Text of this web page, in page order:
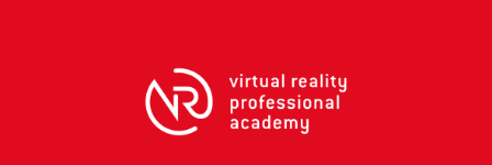
《最新プロダクト》